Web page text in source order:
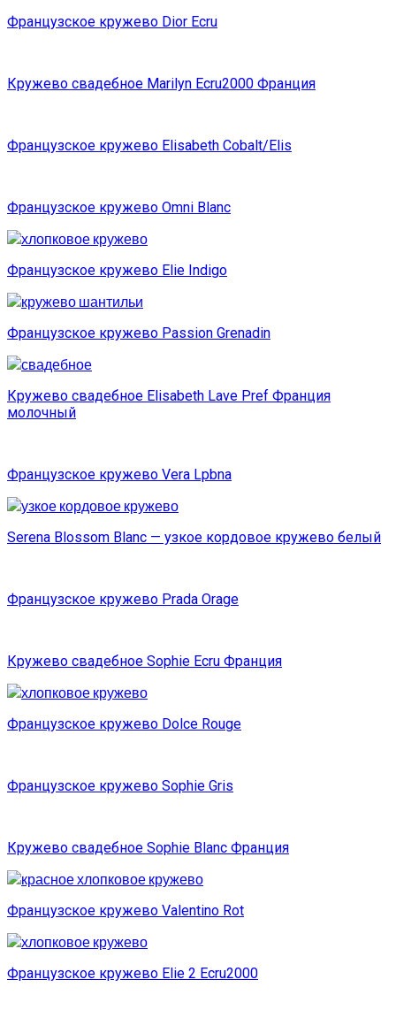
Французское кружево Dior Ecru
Кружево свадебное Marilyn Ecru2000 Франция
Французское кружево Elisabeth Cobalt/Elis
Французское кружево Omni Blanc
Французское кружево Elie Indigo
Французское кружево Passion Grenadin
Кружево свадебное Elisabeth Lave Pref Франция
молочный
Французское кружево Vera Lpbna
Serena Blossom Blanc — узкое кордовое кружево белый
Французское кружево Prada Orage
Кружево свадебное Sophie Ecru Франция
Французское кружево Dolce Rouge
Французское кружево Sophie Gris
Кружево свадебное Sophie Blanc Франция
Французское кружево Valentino Rot
Французское кружево Elie 2 Ecru2000